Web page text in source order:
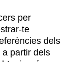
per
te
dels
partir dels